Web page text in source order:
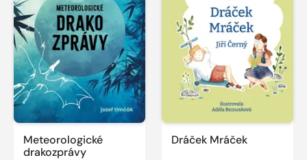
Meteorologické
drakozprávy
Dráček Mráček